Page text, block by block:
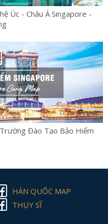
Úc - Châu Á Singapore -
Đào Tạo Bảo Hiểm
HÀN QUỐC MAP
THỤY SĨ